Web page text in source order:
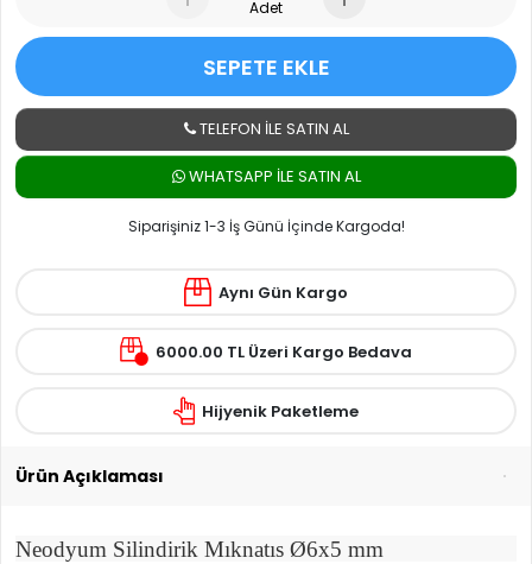
Adet
SEPETE EKLE
TELEFON İLE SATIN AL
WHATSAPP ILE SATIN AL
Siparişiniz 1-3 İş Günü İçinde Kargoda!
Aynı Gün Kargo
6000.00 TL Üzeri Kargo Bedava
Hijyenik Paketleme
Ürün Açıklaması
Neodyum Silindirik Mıknatıs Ø6x5 mm